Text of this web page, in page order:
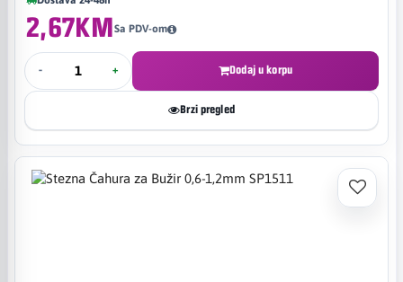
2,67KMSa PDV-om
- + Dodaj u korpu
Brzi pregled